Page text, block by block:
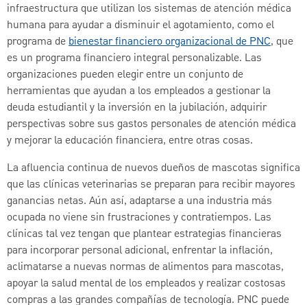
infraestructura que utilizan los sistemas de atención médica
humana para ayudar a disminuir el agotamiento, como el
programa debienestar financiero organizacional de PNC, que
es un programa financiero integral personalizable. Las
organizaciones pueden elegir entre un conjunto de
herramientas que ayudan a los empleados a gestionar la
deuda estudiantil y la inversión en la jubilación, adquirir
perspectivas sobre sus gastos personales de atención médica
y mejorar la educación financiera, entre otras cosas.
La afluencia continua de nuevos dueños de mascotas significa
que las clínicas veterinarias se preparan para recibir mayores
ganancias netas. Aún así, adaptarse a una industria más
ocupada no viene sin frustraciones y contratiempos. Las
clínicas tal vez tengan que plantear estrategias financieras
para incorporar personal adicional, enfrentar la inflación,
aclimatarse a nuevas normas de alimentos para mascotas,
apoyar la salud mental de los empleados y realizar costosas
compras a las grandes compañías de tecnología. PNC puede